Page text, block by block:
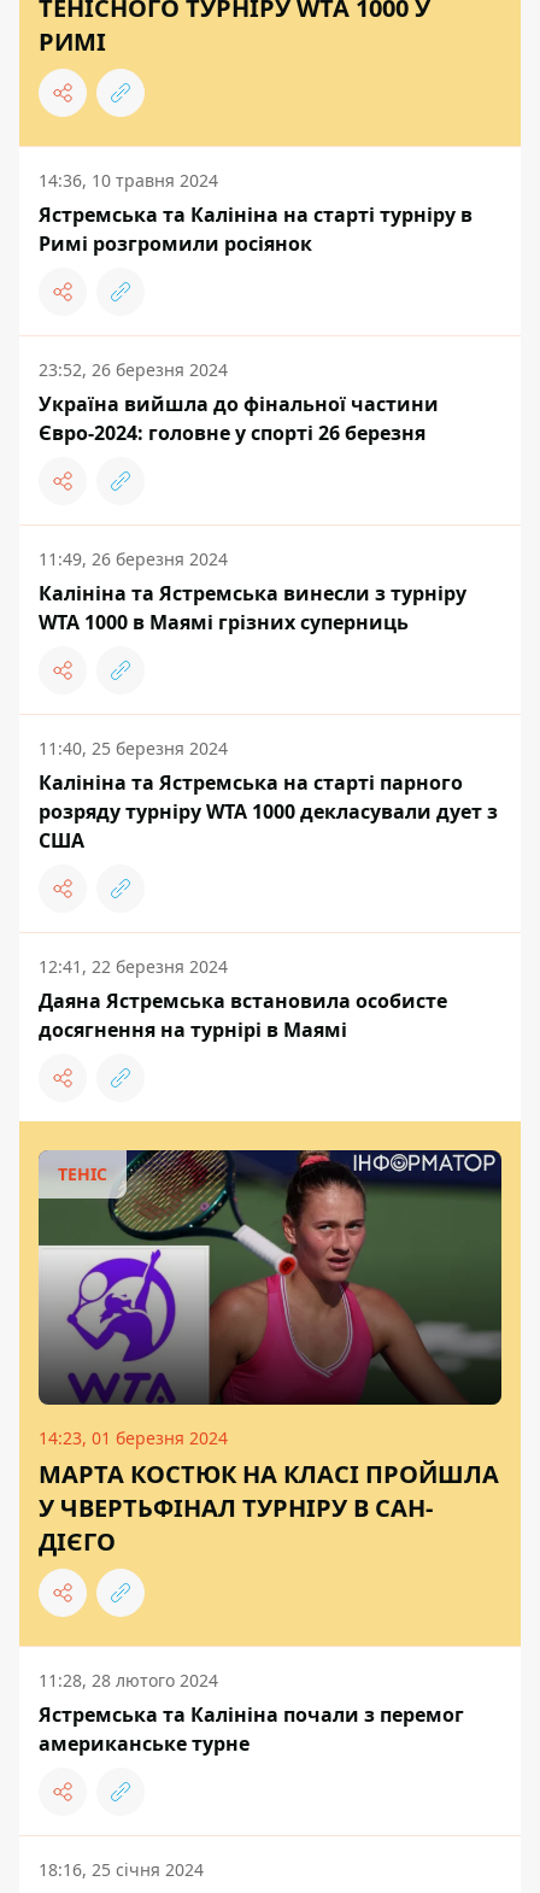
ТЕНІСНОГО ТУРНІРУ WTA 1000 У
РИМІ
14:36, 10 травня 2024
Ястремська та Калініна на старті турніру в
Римі розгромили росіянок
23:52, 26 березня 2024
Україна вийшла до фінальної частини
Євро-2024: головне у спорті 26 березня
11:49, 26 березня 2024
Калініна та Ястремська винесли з турніру
WTA 1000 в Маямі грізних суперниць
11:40, 25 березня 2024
Калініна та Ястремська на старті парного
розряду турніру WTA 1000 декласували дует з
США
12:41, 22 березня 2024
Даяна Ястремська встановила особисте
досягнення на турнірі в Маямі
ТЕНІС
14:23, 01 березня 2024
МАРТА КОСТЮК НА КЛАСІ ПРОЙШЛА
У ЧВЕРТЬФІНАЛ ТУРНІРУ В САН-
ДІЄГО
11:28, 28 лютого 2024
Ястремська та Калініна почали з перемог
американське турне
18:16, 25 січня 2024